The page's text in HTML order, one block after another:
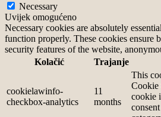
Necessary
Uvijek omogućeno
Necessary cookies are absolutely
function properly. These cookies ensure
security features of the website,
Kolačić
Trajanje
cookielawinfo-
checkbox-analytics
11
months
This
Cookie
cookie